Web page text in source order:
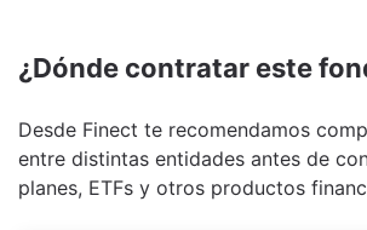
¿Dónde contratar este
Desde Finect te recomendamos
entre distintas entidades antes de
planes, ETFs y otros productos